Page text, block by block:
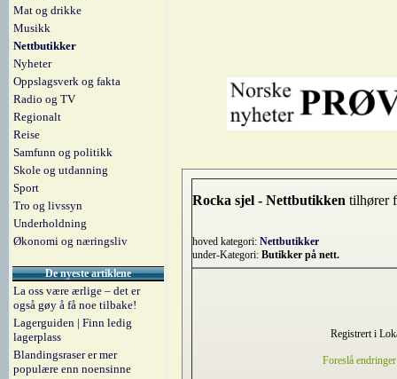
Mat og drikke
Musikk
Nettbutikker
Nyheter
Oppslagsverk og fakta
Radio og TV
Regionalt
Reise
Samfunn og politikk
Skole og utdanning
Sport
Tro og livssyn
Underholdning
Økonomi og næringsliv
De nyeste artiklene
La oss være ærlige – det er
også gøy å få noe tilbake!
Lagerguiden | Finn ledig
lagerplass
Blandingsraser er mer
populære enn noensinne
Rocka sjel - Nettbutikken tilhører
hoved kategori: Nettbutikker
under-Kategori: Butikker på nett.
Registrert i
Foreslå